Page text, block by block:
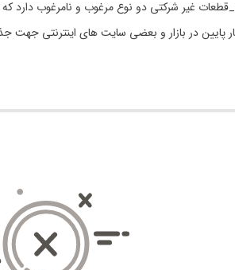
غیر شرکتی دو نوع مرغوب و نامرغوب دارد که
پایین در بازار و بعضی سایت های اینترنتی